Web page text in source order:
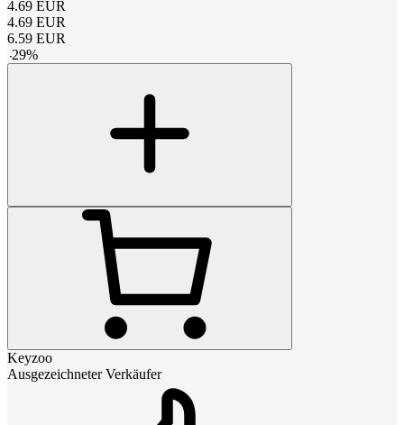
4.69 EUR
4.69 EUR
6.59 EUR
-29%
Keyzoo
Ausgezeichneter Verkäufer